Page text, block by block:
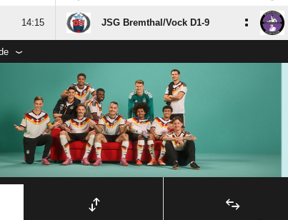
 JSG Bremthal/​Vock D1-9 :